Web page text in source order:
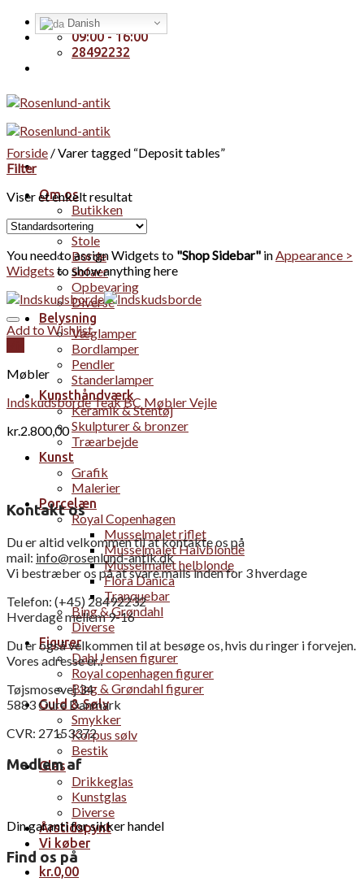
Skip
Handelsbetingelser
09:00 - 16:00
28492232
Om os
Butikken
Møbler
Stole
Borde
Sofaer
Opbevaring
Diverse
Belysning
Væglamper
Bordlamper
Pendler
Standerlamper
Kunsthåndværk
Keramik & Stentøj
Skulpturer & bronzer
Træarbejde
Kunst
Grafik
Malerier
Porcelæn
Royal Copenhagen
Musselmalet riflet
Musselmalet Halvblonde
Musselmalet helblonde
Flora Danica
Tranquebar
Bing & Grøndahl
Diverse
Figurer
Dahl Jensen figurer
Royal copenhagen figurer
Bing & Grøndahl figurer
Guld & Sølv
Smykker
Korpus sølv
Bestik
Glas
Drikkeglas
Kunstglas
Diverse
Årstidspynt
Vi køber
kr.0,00
Forside /Varer tagged “Deposit tables”
Filter
Viser et enkelt resultat
You need to assign Widgets to "Shop Sidebar" inAppearance >
Widgets to show anything here
Add to Wishlist
Møbler
Indskudsborde Teak BC Møbler Vejle
kr.2.800,00
Kontakt os
Du er altid velkommen til at kontakte os på
mail: info@rosenlund-antik.dk
Vi bestræber os på at svare mails inden for 3 hverdage
Telefon: (+45) 28492232
Hverdage mellem 9-16
Du er også velkommen til at besøge os, hvis du ringer i forvejen.
Vores adresse er.:
Tøjsmosevej 34
5883 Oure Danmark
CVR: 27153372
Medlem af
Din garanti for sikker handel
Find os på
Danish